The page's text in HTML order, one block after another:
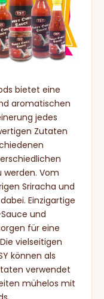
bietet eine
aromatischen
jedes
Zutaten
Vom
Sriracha und
Einzigartige
und
für eine
vielseitigen
können als
verwendet
mühelos mit